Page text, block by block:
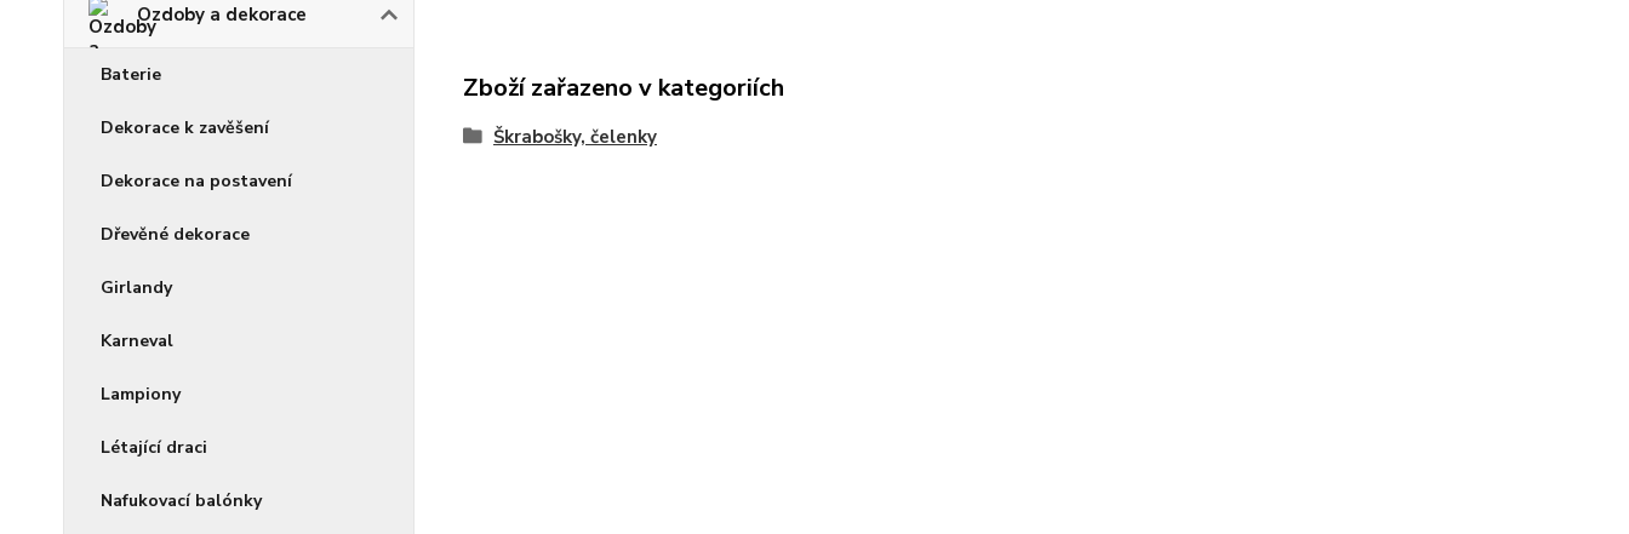
Ozdoby a dekorace
Baterie
Dekorace k zavěšení
Dekorace na postavení
Dřevěné dekorace
Girlandy
Karneval
Lampiony
Létající draci
Nafukovací balónky
Zboží zařazeno v kategoriích
Škrabošky, čelenky